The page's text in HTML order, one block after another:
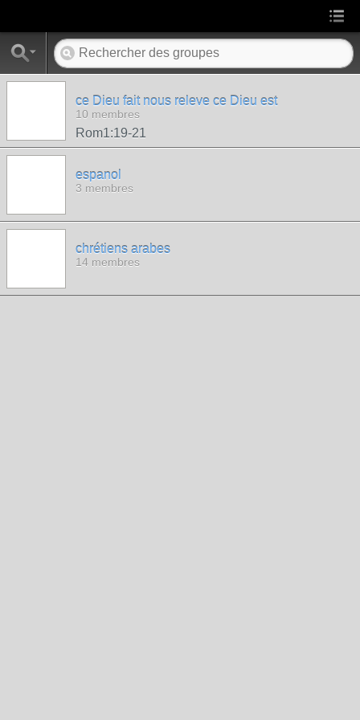
ce Dieu fait nous releve ce Dieu est
10 membres
Rom1:19-21
espanol
3 membres
chrétiens arabes
14 membres